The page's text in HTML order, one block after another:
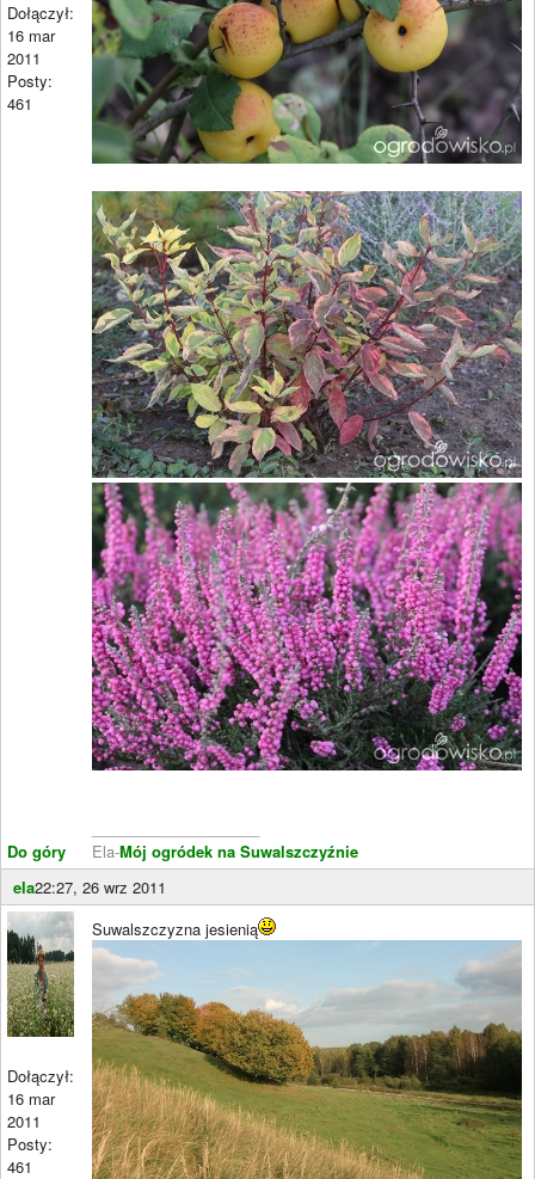
Dołączył:
16 mar
2011
Posty:
461
Do góry
Ela-Mój ogródek na Suwalszczyźnie
ela22:27, 26 wrz 2011
Dołączył:
16 mar
2011
Posty:
461
Suwalszczyzna jesienią